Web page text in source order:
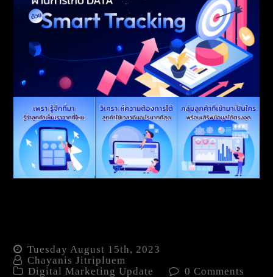
Tuesday August 15th, 2023
Chayanis Jitripluem
Digital Marketing Update
0 Comments